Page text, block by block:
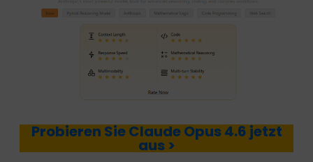
Probieren Sie Claude Opus 4.6 jetzt
aus >